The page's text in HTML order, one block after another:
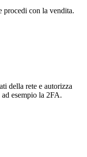
con la vendita.
della rete e autorizza
esempio la 2FA.